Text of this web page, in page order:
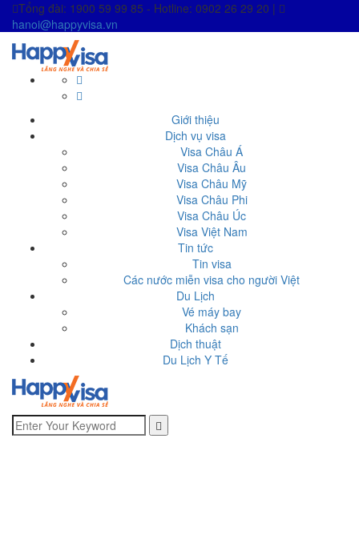
Tổng đài: 1900 59 99 85 - Hotline: 0902 26 29 20 |
hanoi@happyvisa.vn
Giới thiệu
Dịch vụ visa
Visa Châu Á
Visa Châu Âu
Visa Châu Mỹ
Visa Châu Phi
Visa Châu Úc
Visa Việt Nam
Tin tức
Tin visa
Các nước miễn visa cho người Việt
Du Lịch
Vé máy bay
Khách sạn
Dịch thuật
Du Lịch Y Tế